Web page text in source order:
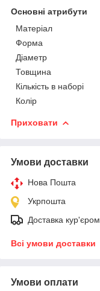
Основні атрибути
Матеріал
Форма
Діаметр
Товщина
Кількість в наборі
Колір
Приховати
Умови доставки
Нова Пошта
Укрпошта
Доставка кур'єром
Всі умови доставки
Умови оплати